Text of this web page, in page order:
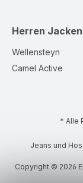
Herren Jacken
Wellensteyn
Camel Active
* Alle
Jeans und
Copyright © 2026